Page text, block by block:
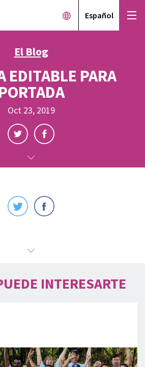
Español
El Blog
EDITABLE PARA
Oct 23, 2019
INTERESARTE